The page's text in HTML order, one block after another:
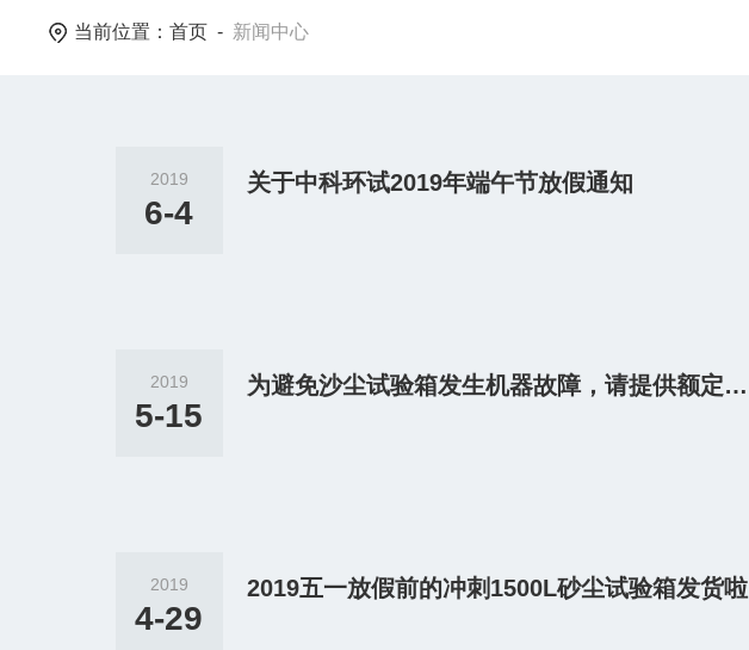
当前位置：首页 - 新闻中心
2019
6-4
关于中科环试2019年端午节放假通知
2019
5-15
为避免沙尘试验箱发生机器故障，请提供额定电压范围内的电源
2019
4-29
2019五一放假前的冲刺1500L砂尘试验箱发货啦